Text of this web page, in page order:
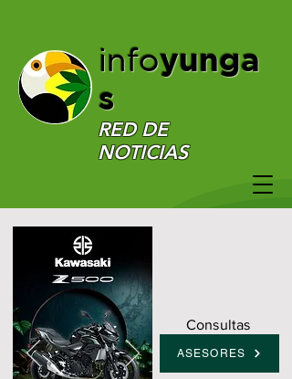
infoyunga
s
RED DE
NOTICIAS
Consultas
ASESORES